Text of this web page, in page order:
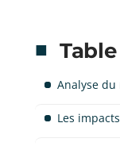
Analyse
Les